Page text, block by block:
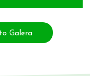
Galera